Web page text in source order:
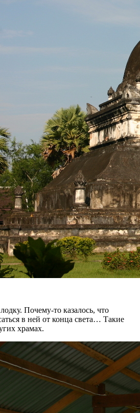
Почему-то казалось, что
в ней от конца света… Такие
храмах.